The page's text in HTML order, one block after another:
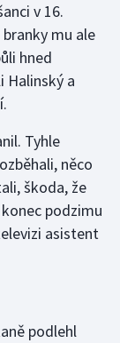
v 16.
mu ale
hned
Halinský a
Tyhle
něco
škoda, že
podzimu
asistent
podlehl